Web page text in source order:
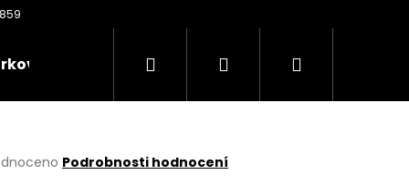
poukazy Oděvy Kontakty
Hledat PřihlášeníNákupní
Podrobnosti hodnocení